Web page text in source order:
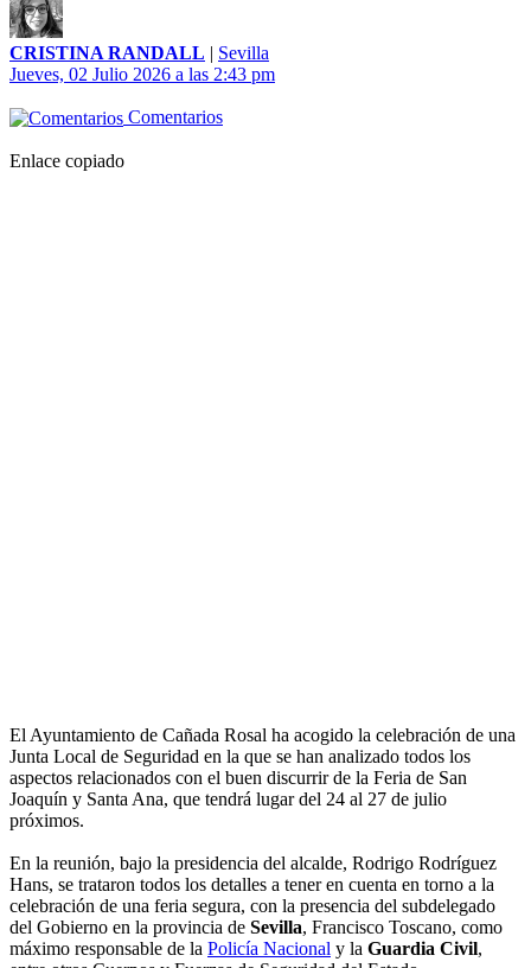
CRISTINA RANDALL | Sevilla
Jueves, 02 Julio 2026 a las 2:43 pm
Comentarios
Enlace copiado
El Ayuntamiento de Cañada Rosal ha acogido la celebración de una
Junta Local de Seguridad en la que se han analizado todos los
aspectos relacionados con el buen discurrir de la Feria de San
Joaquín y Santa Ana, que tendrá lugar del 24 al 27 de julio
próximos.
En la reunión, bajo la presidencia del alcalde, Rodrigo Rodríguez
Hans, se trataron todos los detalles a tener en cuenta en torno a la
celebración de una feria segura, con la presencia del subdelegado
del Gobierno en la provincia de Sevilla, Francisco Toscano, como
máximo responsable de la Policía Nacional y la Guardia Civil,